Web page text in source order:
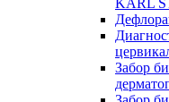
KARL
Забор